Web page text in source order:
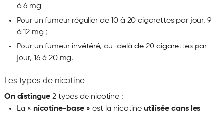
à 6 mg ;
Pour un fumeur régulier de 10 à 20 cigarettes par jour, 9
à 12 mg ;
Pour un fumeur invétéré, au-delà de 20 cigarettes par
jour, 16 à 20 mg.
Les types de nicotine
On distingue2 types de nicotine :
La « nicotine-base » est la nicotine utilisée dans les